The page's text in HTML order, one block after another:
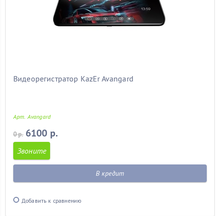
Видеорегистратор KazEr Avangard
Арт. Avangard
0 р. 6100 р.
Звоните
В кредит
Добавить к сравнению